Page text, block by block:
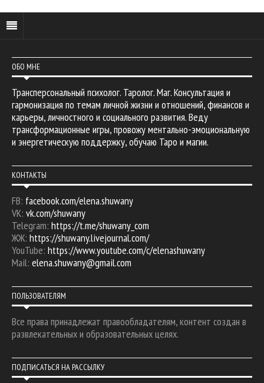
ОБО МНЕ
Трансперсональный психолог. Таролог. Маг. Консультация и
гармонизация по темам личной жизни и отношений, финансов и
карьеры, личностного и социального развития. Веду
трансформационные игры, провожу ментально-эмоциональную
и энергетическую поддержку, обучаю Таро и магии.
КОНТАКТЫ
FB: facebook.com/elena.shuwany
VK: vk.com/shuwany
Telegram: https://t.me/shuwany_com
ЖЖ: https://shuwany.livejournal.com/
YouTube: https://www.youtube.com/c/elenashuwany
Mail: elena.shuwany@gmail.com
ПОЛЬЗОВАТЕЛЯМ
Все права принадлежат правообладателям, контент создан в
развлекательных и образовательных целях.
ПОДПИСАТЬСЯ НА РАССЫЛКУ